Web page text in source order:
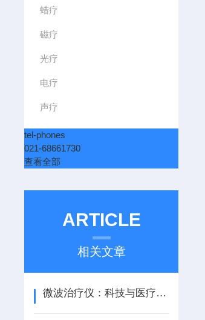
蜡疗
磁疗
光疗
电疗
声疗
tel-phones
021-68661730
查看全部
ARTICLE
相关文章
微波治疗仪：科技与医疗的结合